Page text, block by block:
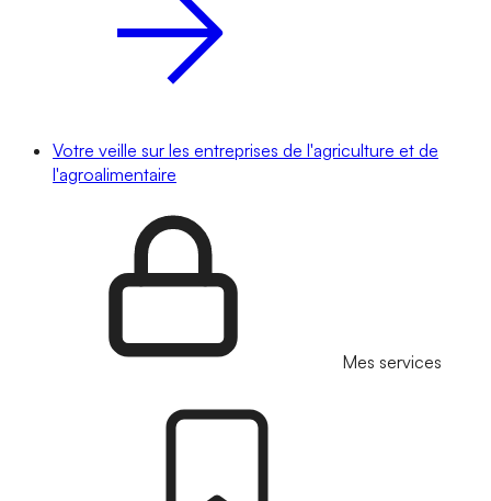
Votre veille sur les entreprises de l'agriculture et de
l'agroalimentaire
Mes services